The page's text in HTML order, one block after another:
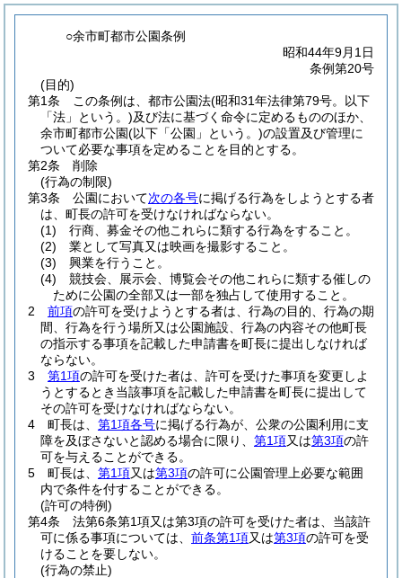
○余市町都市公園条例
昭和44年9月1日
条例第20号
(目的)
第1条
この条例は、都市公園法(昭和31年法律第79号。以下
「法」という。)及び法に基づく命令に定めるもののほか、
余市町都市公園(以下「公園」という。)の設置及び管理に
ついて必要な事項を定めることを目的とする。
第2条
削除
(行為の制限)
第3条
公園において次の各号に掲げる行為をしようとする者
は、町長の許可を受けなければならない。
(1)
行商、募金その他これらに類する行為をすること。
(2)
業として写真又は映画を撮影すること。
(3)
興業を行うこと。
(4)
競技会、展示会、博覧会その他これらに類する催しの
ために公園の全部又は一部を独占して使用すること。
2
前項の許可を受けようとする者は、行為の目的、行為の期
間、行為を行う場所又は公園施設、行為の内容その他町長
の指示する事項を記載した申請書を町長に提出しなければ
ならない。
3
第1項の許可を受けた者は、許可を受けた事項を変更しよ
うとするとき当該事項を記載した申請書を町長に提出して
その許可を受けなければならない。
4
町長は、 第1項各号に掲げる行為が、公衆の公園利用に支
障を及ぼさないと認める場合に限り、 第1項又は第3項の許
可を与えることができる。
5
町長は、 第1項又は第3項の許可に公園管理上必要な範囲
内で条件を付することができる。
(許可の特例)
第4条
法第6条第1項又は第3項の許可を受けた者は、当該許
可に係る事項については、 前条第1項又は第3項の許可を受
けることを要しない。
(行為の禁止)